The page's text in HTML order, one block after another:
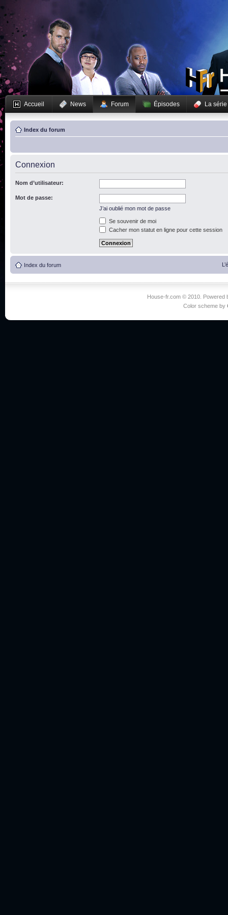
Accueil News Forum Épisodes La série
Index du forum
Connexion
Nom d’utilisateur:
Mot de passe:
J’ai oublié mon mot de passe
Se souvenir de moi
Cacher mon statut en ligne pour cette session
Index du forum
House-fr.com © 2010. Powered
Color scheme by